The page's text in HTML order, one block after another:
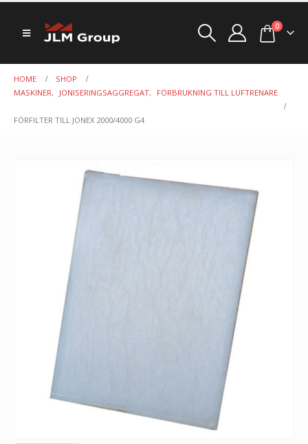
0
HOME
SHOP
MASKINER, JONISERINGSAGGREGAT, FÖRBRUKNING TILL LUFTRENARE
FÖRFILTER TILL JONEX 2000/4000 G4